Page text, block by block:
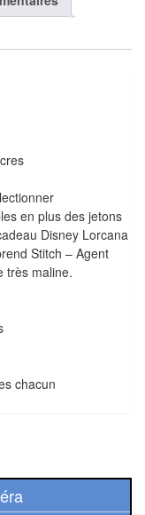
en plus des jetons
Disney Lorcana
Stitch – Agent
très maline.
chacun